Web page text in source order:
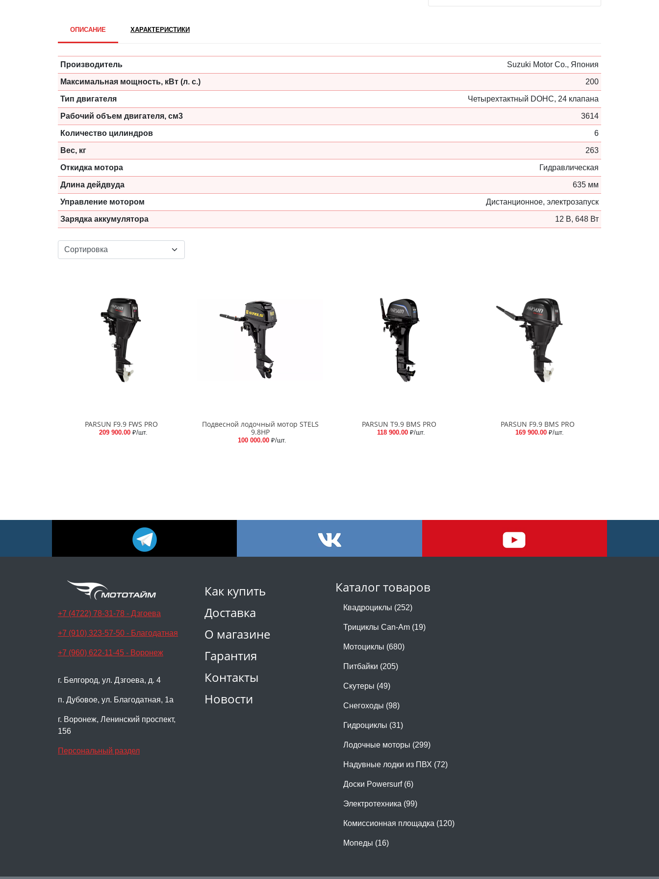
ОПИСАНИЕ ХАРАКТЕРИСТИКИ
Производитель Suzuki Motor Co., Япония
Максимальная мощность, кВт (л. с.) 200
Тип двигателя Четырехтактный DOHC, 24 клапана
Рабочий объем двигателя, см3 3614
Количество цилиндров 6
Вес, кг 263
Откидка мотора Гидравлическая
Длина дейдвуда 635 мм
Управление мотором Дистанционное, электрозапуск
Зарядка аккумулятора 12 В, 648 Вт
PARSUN F9.9 FWS PRO
209 900.00 ₽/шт.
Подвесной лодочный мотор STELS
9.8HP
100 000.00 ₽/шт.
PARSUN T9.9 BMS PRO
118 900.00 ₽/шт.
PARSUN F9.9 BMS PRO
169 900.00 ₽/шт.
Как купить
Доставка
О магазине
Гарантия
Контакты
Новости
Каталог товаров
Квадроциклы (252)
Трициклы Can-Am (19)
Мотоциклы (680)
Питбайки (205)
Скутеры (49)
Снегоходы (98)
Гидроциклы (31)
Лодочные моторы (299)
Надувные лодки из ПВХ (72)
Доски Powersurf (6)
Электротехника (99)
Комиссионная площадка (120)
Мопеды (16)
+7 (4722) 78-31-78 - Дзгоева
+7 (910) 323-57-50 - Благодатная
+7 (960) 622-11-45 - Воронеж
г. Белгород, ул. Дзгоева, д. 4
п. Дубовое, ул. Благодатная, 1а
г. Воронеж, Ленинский проспект,
156
Персональный раздел